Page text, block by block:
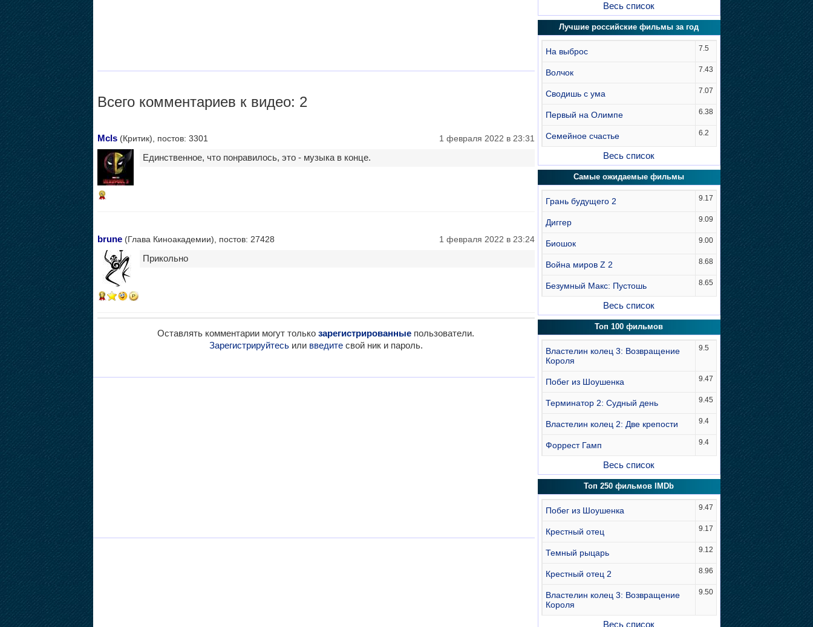
Всего комментариев к видео: 2
Mcls(Критик), постов: 3301 1 февраля 2022 в 23:31
5
Единственное, что понравилось, это - музыка в конце.
brune(Глава Киноакадемии), постов: 27428 1 февраля 2022 в 23:24
17
Прикольно
Оставлять комментарии могут только зарегистрированные пользователи.
Зарегистрируйтесьили введитесвой ник и пароль.
Весь список
Лучшие российские фильмы за год
На выброс 7.5
Волчок 7.43
Сводишь с ума 7.07
Первый на Олимпе 6.38
Семейное счастье 6.2
Весь список
Самые ожидаемые фильмы
Грань будущего 2 9.17
Диггер 9.09
Биошок 9.00
Война миров Z 2 8.68
Безумный Макс: Пустошь 8.65
Весь список
Топ 100 фильмов
Властелин колец 3: Возвращение
Короля
9.5
Побег из Шоушенка 9.47
Терминатор 2: Судный день 9.45
Властелин колец 2: Две крепости 9.4
Форрест Гамп 9.4
Весь список
Топ 250 фильмов IMDb
Побег из Шоушенка 9.47
Крестный отец 9.17
Темный рыцарь 9.12
Крестный отец 2 8.96
Властелин колец 3: Возвращение
Короля
9.50
Весь список